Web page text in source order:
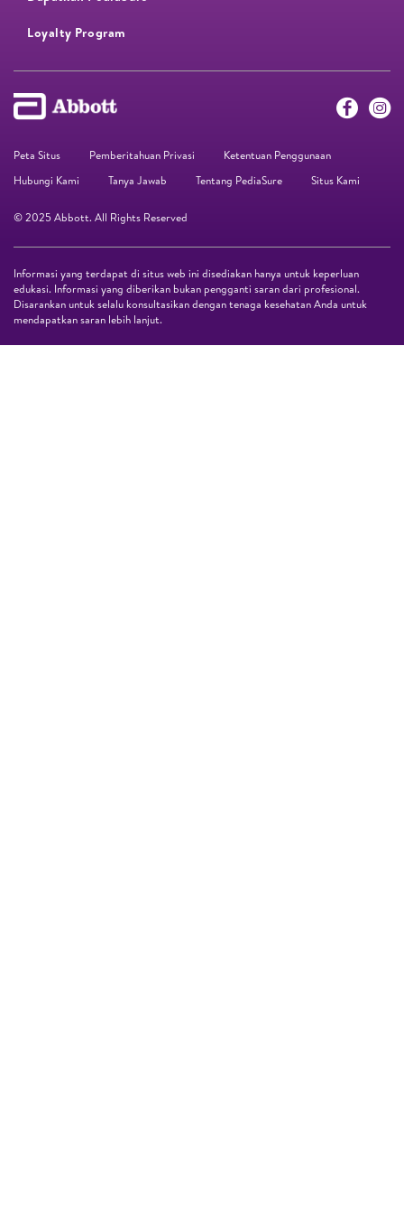
Loyalty Program​
Peta Situs Pemberitahuan Privasi
Ketentuan Penggunaan
Hubungi Kami
Tanya Jawab Tentang PediaSure Situs Kami
© 2025 Abbott. All Rights Reserved
Informasi yang terdapat di situs web ini disediakan hanya untuk keperluan
edukasi. Informasi yang diberikan bukan pengganti saran dari profesional.
Disarankan untuk selalu konsultasikan dengan tenaga kesehatan Anda untuk
mendapatkan saran lebih lanjut.